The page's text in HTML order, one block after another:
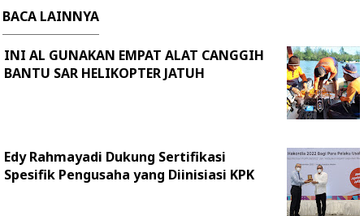
BACA LAINNYA
INI AL GUNAKAN EMPAT ALAT CANGGIH
BANTU SAR HELIKOPTER JATUH
Edy Rahmayadi Dukung Sertifikasi
Spesifik Pengusaha yang Diinisiasi KPK